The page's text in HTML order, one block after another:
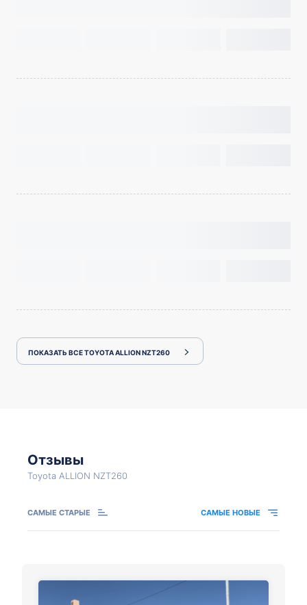
ПОКАЗАТЬ ВСЕ TOYOTA ALLION NZT260
Отзывы
Toyota ALLION NZT260
САМЫЕ СТАРЫЕ САМЫЕ НОВЫЕ